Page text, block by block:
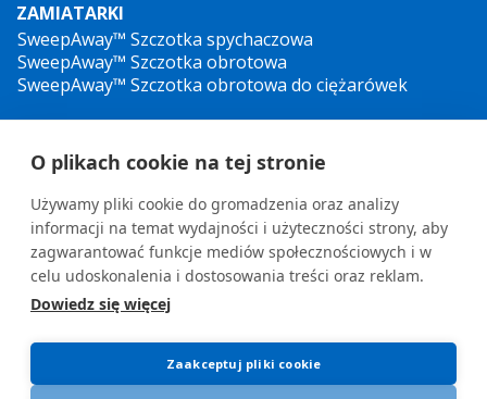
ZAMIATARKI
SweepAway™ Szczotka spychaczowa
SweepAway™ Szczotka obrotowa
SweepAway™ Szczotka obrotowa do ciężarówek
Myjka wysokocisnieniowa na przyczepie TowJet-it™
Hydrauliczna Myjka Wysokociśnieniowa Jet-it™
General terms and conditions
O plikach cookie na tej stronie
Używamy pliki cookie do gromadzenia oraz analizy
informacji na temat wydajności i użyteczności strony, aby
zagwarantować funkcje mediów społecznościowych i w
celu udoskonalenia i dostosowania treści oraz reklam.
Dowiedz się więcej
Zaakceptuj pliki cookie